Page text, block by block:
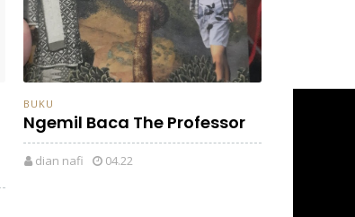
BUKU
Ngemil Baca The Professor
dian nafi 04.22